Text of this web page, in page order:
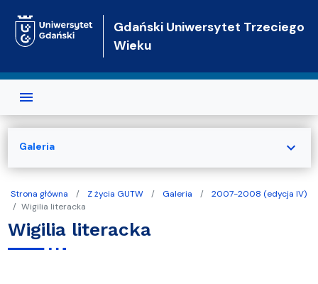
Gdański Uniwersytet Trzeciego
Wieku
Strona główna Z życia GUTW Galeria
2007-2008 (edycja IV)
Wigilia literacka
Wigilia literacka
Galeria expand_more